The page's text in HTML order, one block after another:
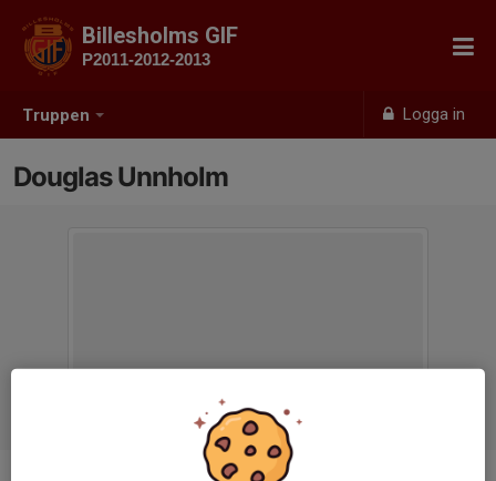
Truppen Logga in
Billesholms GIF
P2011-2012-2013
Douglas Unnholm